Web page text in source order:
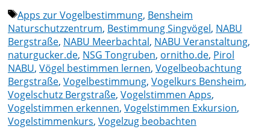
Schlagwörter
Apps zur Vogelbestimmung, Bensheim
Naturschutzzentrum, Bestimmung Singvögel, NABU
Bergstraße, NABU Meerbachtal, NABU Veranstaltung,
naturgucker.de, NSG Tongruben, ornitho.de, Pirol
NABU, Vögel bestimmen lernen, Vogelbeobachtung
Bergstraße, Vogelbestimmung, Vogelkurs Bensheim,
Vogelschutz Bergstraße, Vogelstimmen Apps,
Vogelstimmen erkennen, Vogelstimmen Exkursion,
Vogelstimmenkurs, Vogelzug beobachten